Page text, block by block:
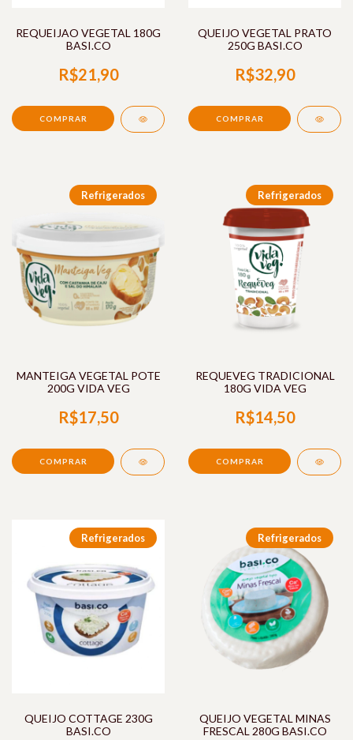
REQUEIJAO VEGETAL 180G
BASI.CO
R$21,90
QUEIJO VEGETAL PRATO
250G BASI.CO
R$32,90
Refrigerados
MANTEIGA VEGETAL POTE
200G VIDA VEG
R$17,50
Refrigerados
REQUEVEG TRADICIONAL
180G VIDA VEG
R$14,50
Refrigerados
QUEIJO COTTAGE 230G
BASI.CO
Refrigerados
QUEIJO VEGETAL MINAS
FRESCAL 280G BASI.CO